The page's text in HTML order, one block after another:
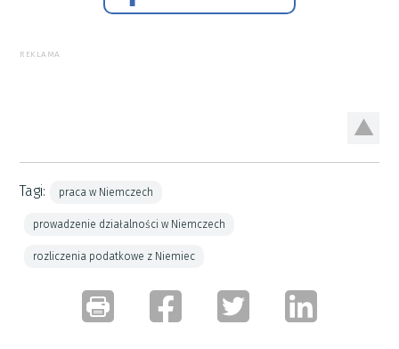
REKLAMA
Tagi: praca w Niemczech
prowadzenie działalności w Niemczech
rozliczenia podatkowe z Niemiec